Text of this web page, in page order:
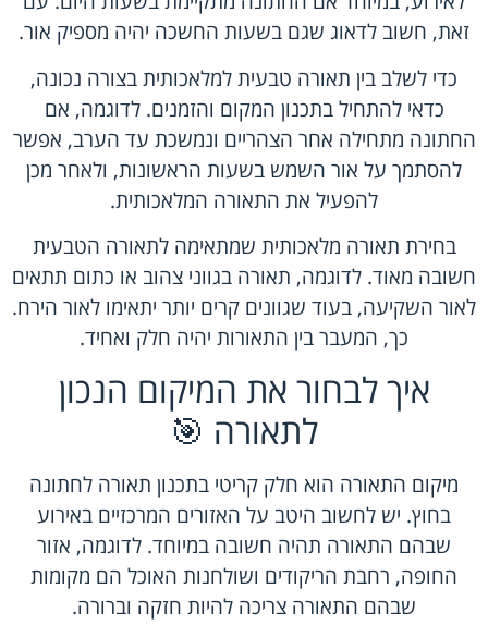
זאת, חשוב לדאוג שגם בשעות החשכה יהיה מספיק אור.
כדי לשלב בין תאורה טבעית למלאכותית בצורה נכונה,
כדאי להתחיל בתכנון המקום והזמנים. לדוגמה, אם
החתונה מתחילה אחר הצהריים ונמשכת עד הערב, אפשר
להסתמך על אור השמש בשעות הראשונות, ולאחר מכן
להפעיל את התאורה המלאכותית.
בחירת תאורה מלאכותית שמתאימה לתאורה הטבעית
חשובה מאוד. לדוגמה, תאורה בגווני צהוב או כתום תתאים
לאור השקיעה, בעוד שגוונים קרים יותר יתאימו לאור הירח.
כך, המעבר בין התאורות יהיה חלק ואחיד.
איך לבחור את המיקום הנכון
לתאורה 🎯
מיקום התאורה הוא חלק קריטי בתכנון תאורה לחתונה
בחוץ. יש לחשוב היטב על האזורים המרכזיים באירוע
שבהם התאורה תהיה חשובה במיוחד. לדוגמה, אזור
החופה, רחבת הריקודים ושולחנות האוכל הם מקומות
שבהם התאורה צריכה להיות חזקה וברורה.